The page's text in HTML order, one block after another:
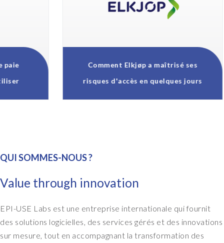
Comment Elkjøp a maîtrisé ses
risques d'accès en quelques jours
QUI SOMMES-NOUS ?
Value through innovation
EPI-USE Labs est une entreprise internationale qui fournit
des solutions logicielles, des services gérés et des innovations
sur mesure, tout en accompagnant la transformation des